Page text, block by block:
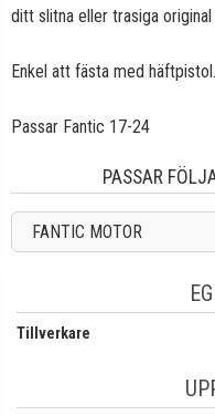
ditt slitna eller trasiga
Enkel att fästa med häftpistol.
Passar Fantic 17-24
PASSAR
FANTIC MOTOR
Tillverkare